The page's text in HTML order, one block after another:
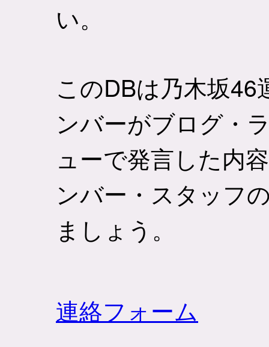
い。
このDBは乃木坂
ンバーがブログ・
ューで発言した内
ンバー・スタッフ
ましょう。
連絡フォーム